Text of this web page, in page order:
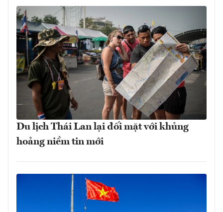
Du lịch Thái Lan lại đối mặt với khủng
hoảng niềm tin mới